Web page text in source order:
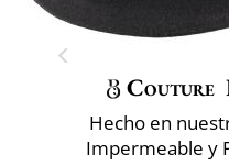
Couture
Hecho en
Impermeable y